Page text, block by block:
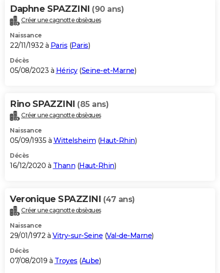
Carte de Noël
Carte Bonne année
Carte Saint-Valentin
Carte Pâques
Carte d'anniversaire
DICTIONNAIRE
Dictionnaire
Biographies
Citations
Expressions
Proverbes
PROGRAMME TV
S'inscrire
Se connecter
Lycées
Collèges
Primaires
Universités
Entreprises
Service militaire
Avis de recherche
AVIS DE DÉCÈS
Bricolage
Lifestyle
Culture
Sport
Auto
Television
Voyage
Cinema
Daphne SPAZZINI (90 ans)
Créer une cagnotte obsèques
Naissance
22/11/1932 à Paris (Paris)
Décès
05/08/2023 à Héricy(Seine-et-Marne)
Rino SPAZZINI (85 ans)
Créer une cagnotte obsèques
Naissance
05/09/1935 à Wittelsheim (Haut-Rhin)
Décès
16/12/2020 à Thann (Haut-Rhin)
Veronique SPAZZINI (47 ans)
Créer une cagnotte obsèques
Naissance
29/01/1972 à Vitry-sur-Seine (Val-de-Marne)
Décès
07/08/2019 à Troyes (Aube)